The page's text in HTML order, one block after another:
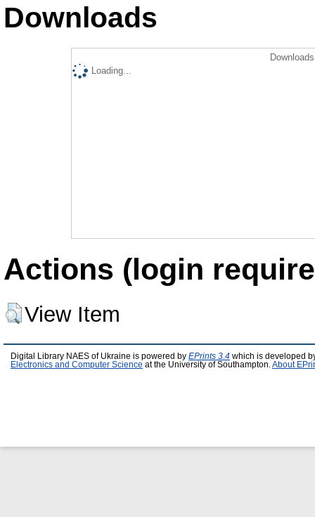
Downloads
Loading...
Actions (login
View Item
Digital Library NAES of Ukraine is powered by EPrints 3.4 which is developed
Electronics and Computer Science at the University of Southampton. About